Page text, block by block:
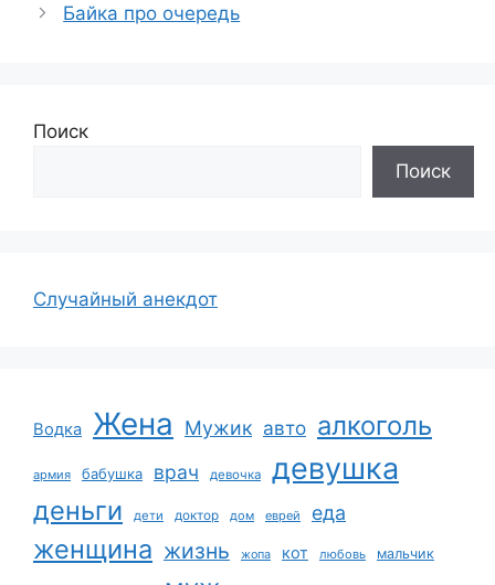
Байка про очередь
Поиск
Поиск
Случайный анекдот
Водка Жена Мужик авто алкоголь
армия бабушка врач девочка девушка
деньги дети доктор дом еврей еда
женщина жизнь жопа кот любовь мальчик